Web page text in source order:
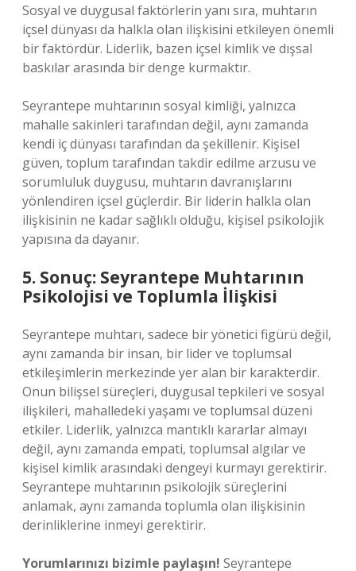
Sosyal ve duygusal faktörlerin yanı sıra, muhtarın
içsel dünyası da halkla olan ilişkisini etkileyen önemli
bir faktördür. Liderlik, bazen içsel kimlik ve dışsal
baskılar arasında bir denge kurmaktır.
Seyrantepe muhtarının sosyal kimliği, yalnızca
mahalle sakinleri tarafından değil, aynı zamanda
kendi iç dünyası tarafından da şekillenir. Kişisel
güven, toplum tarafından takdir edilme arzusu ve
sorumluluk duygusu, muhtarın davranışlarını
yönlendiren içsel güçlerdir. Bir liderin halkla olan
ilişkisinin ne kadar sağlıklı olduğu, kişisel psikolojik
yapısına da dayanır.
5. Sonuç: Seyrantepe Muhtarının
Psikolojisi ve Toplumla İlişkisi
Seyrantepe muhtarı, sadece bir yönetici figürü değil,
aynı zamanda bir insan, bir lider ve toplumsal
etkileşimlerin merkezinde yer alan bir karakterdir.
Onun bilişsel süreçleri, duygusal tepkileri ve sosyal
ilişkileri, mahalledeki yaşamı ve toplumsal düzeni
etkiler. Liderlik, yalnızca mantıklı kararlar almayı
değil, aynı zamanda empati, toplumsal algılar ve
kişisel kimlik arasındaki dengeyi kurmayı gerektirir.
Seyrantepe muhtarının psikolojik süreçlerini
anlamak, aynı zamanda toplumla olan ilişkisinin
derinliklerine inmeyi gerektirir.
Yorumlarınızı bizimle paylaşın! Seyrantepe